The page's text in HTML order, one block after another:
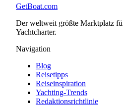
GetBoat.com
Der weltweit größte Marktplatz
Yachtcharter.
Navigation
Blog
Reisetipps
Reiseinspiration
Yachting-Trends
Redaktionsrichtlinie